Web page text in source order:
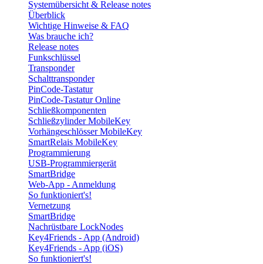
Systemübersicht & Release notes
Überblick
Wichtige Hinweise & FAQ
Was brauche ich?
Release notes
Funkschlüssel
Transponder
Schalttransponder
PinCode-Tastatur
PinCode-Tastatur Online
Schließkomponenten
Schließzylinder MobileKey
Vorhängeschlösser MobileKey
SmartRelais MobileKey
Programmierung
USB-Programmiergerät
SmartBridge
Web-App - Anmeldung
So funktioniert's!
Vernetzung
SmartBridge
Nachrüstbare LockNodes
Key4Friends - App (Android)
Key4Friends - App (iOS)
So funktioniert's!